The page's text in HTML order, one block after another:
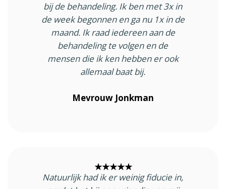
bij de behandeling. Ik ben met 3x in
de week begonnen en ga nu 1x in de
maand. Ik raad iedereen aan de
behandeling te volgen en de
mensen die ik ken hebben er ook
allemaal baat bij.
Mevrouw Jonkman
★★★★★
Natuurlijk had ik er weinig fiducie in,